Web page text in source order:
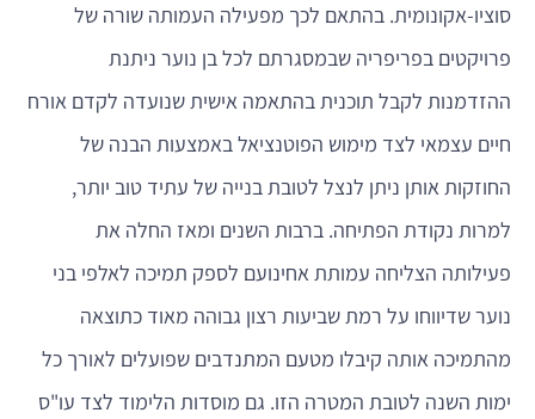
סוציו-אקונומית. בהתאם לכך מפעילה העמותה שורה של
פרויקטים בפריפריה שבמסגרתם לכל בן נוער ניתנת
ההזדמנות לקבל תוכנית בהתאמה אישית שנועדה לקדם אורח
חיים עצמאי לצד מימוש הפוטנציאל באמצעות הבנה של
החוזקות אותן ניתן לנצל לטובת בנייה של עתיד טוב יותר,
למרות נקודת הפתיחה. ברבות השנים ומאז החלה את
פעילותה הצליחה עמותת אחינועם לספק תמיכה לאלפי בני
נוער שדיווחו על רמת שביעות רצון גבוהה מאוד כתוצאה
מהתמיכה אותה קיבלו מטעם המתנדבים שפועלים לאורך כל
ימות השנה לטובת המטרה הזו. גם מוסדות הלימוד לצד עו"ס